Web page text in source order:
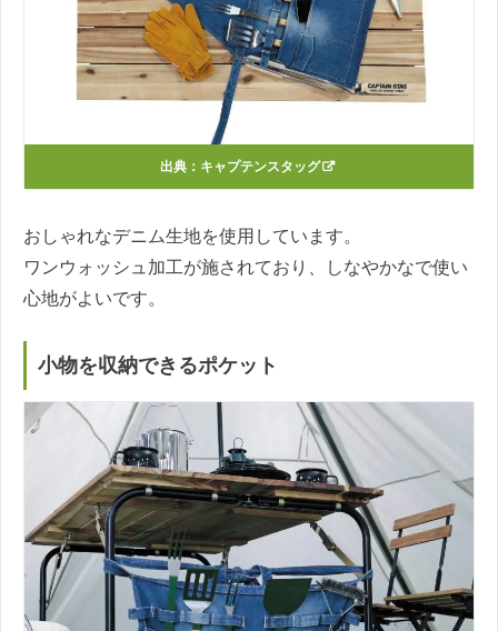
出典： キャプテンスタッグ
おしゃれなデニム生地を使用しています。
ワンウォッシュ加工が施されており、しなやかなで使い
心地がよいです。
小物を収納できるポケット